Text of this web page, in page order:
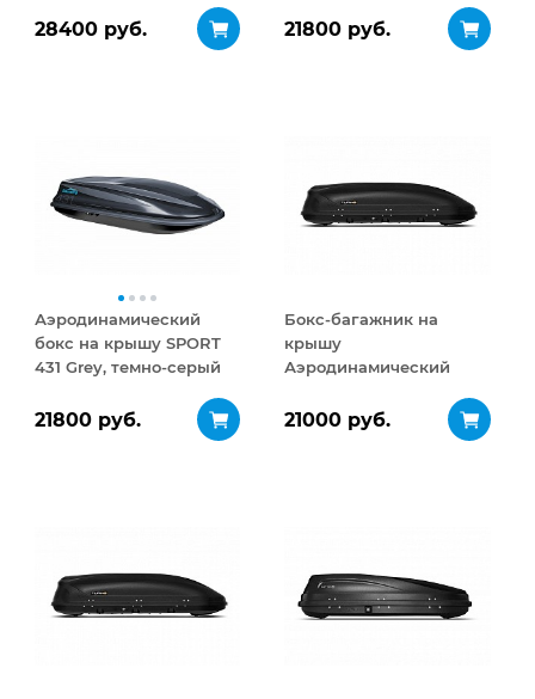
28400 руб. 21800 руб.
Аэродинамический
бокс на крышу SPORT
431 Grey, темно-серый
21800 руб.
Бокс-багажник на
крышу
Аэродинамический
21000 руб.